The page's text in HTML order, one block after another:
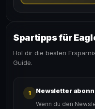
Spartipps für
Hol dir die besten
Guide.
1 Newsletter
Wenn du den